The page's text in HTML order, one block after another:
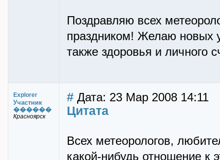
Поздравляю всех
праздником! Желаю новых
также здоровья и личного
Explorer
Участник
������
Красноярск
# Дата: 23 Мар 2008 14:11
Цитата
Всех метеорологов,
какой-нибудь отношение